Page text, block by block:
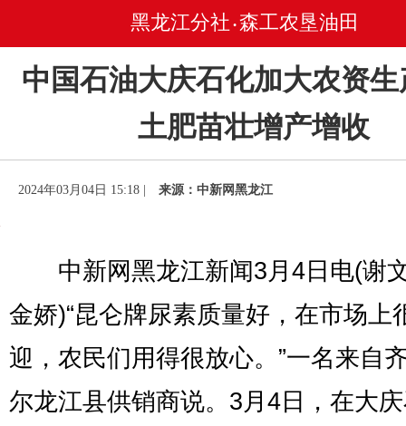
黑龙江分社 • 森工农垦油田
中国石油大庆石化加大农资
土肥苗壮增产增收
2024年03月04日 15:18 | 来源：中新网黑龙江
中新网黑龙江新闻3月4日电(谢
金娇)“昆仑牌尿素质量好，在市场上
迎，农民们用得很放心。”一名来自
尔龙江县供销商说。3月4日，在大